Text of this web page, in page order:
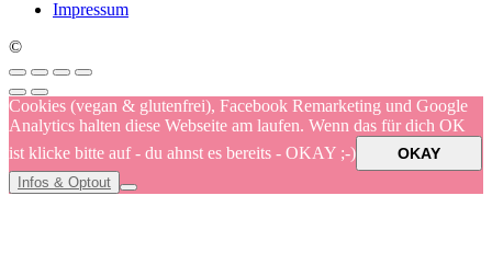
Impressum
©
Cookies (vegan & glutenfrei), Facebook Remarketing und Google
Analytics halten diese Webseite am laufen. Wenn das für dich OK
ist klicke bitte auf - du ahnst es bereits - OKAY ;-)
OKAY
Infos & Optout